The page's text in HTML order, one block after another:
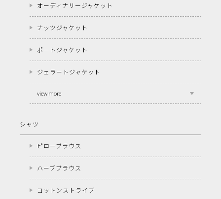
オーディナリージャケット
ナッツジャケット
ポートジャケット
ジェラートジャケット
view more
シャツ
ピローブラウス
ハーブブラウス
コットンストライプ